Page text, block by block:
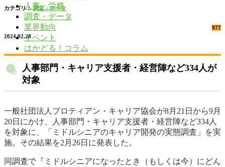
人事・労務
調査・データ
業界動向
イベント
はかどる！コラム
カテゴリ： 調査・データ
977
2024.02.28
人事部門・キャリア支援者・経営陣など334人が
対象
一般社団法人プロティアン・キャリア協会が8月21日から9月
20日にかけ、人事部門・キャリア支援者・経営陣など334人
を対象に、「ミドルシニアのキャリア開発の実態調査」を実
施。その結果を2月26日に発表した。
同調査で『ミドルシニアになったとき（もしくは今）にどん